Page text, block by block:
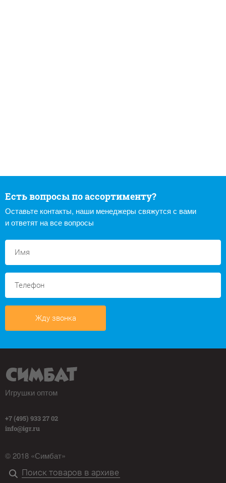
Есть вопросы по ассортименту?
Оставьте контакты, наши менеджеры свяжутся с вами
и ответят на все вопросы
Жду звонка
Игрушки оптом
+7 (495) 933 27 02
info@igr.ru
© 2018 «Симбат»